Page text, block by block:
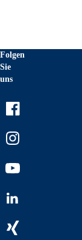
Folgen
Sie
uns
Youtube